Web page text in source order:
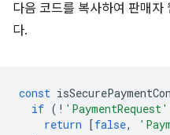
다음 코드를 복사하여 판매자
다.
const
if ( ! 'PaymentRequest'
return
[false,